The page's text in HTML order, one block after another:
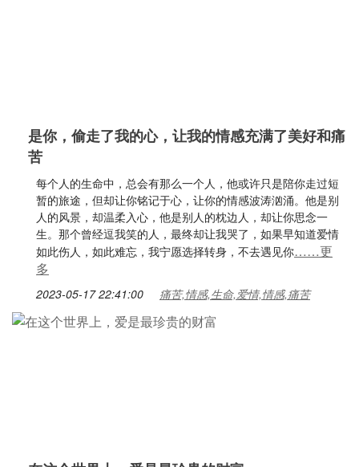
是你，偷走了我的心，让我的情感充满了美好和痛
苦
每个人的生命中，总会有那么一个人，他或许只是陪你走过短
暂的旅途，但却让你铭记于心，让你的情感波涛汹涌。他是别
人的风景，却温柔入心，他是别人的枕边人，却让你思念一
生。那个曾经逗我笑的人，最终却让我哭了，如果早知道爱情
如此伤人，如此难忘，我宁愿选择转身，不去遇见你……更
多
2023-05-17 22:41:00 痛苦,情感,生命,爱情,情感,痛苦